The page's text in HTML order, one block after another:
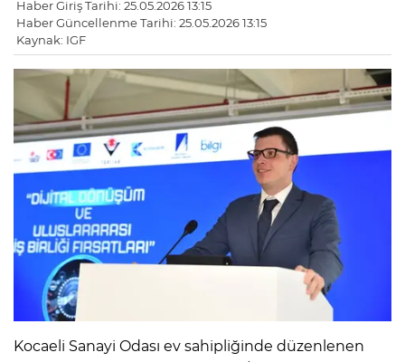
Haber Giriş Tarihi: 25.05.2026 13:15
Haber Güncellenme Tarihi: 25.05.2026 13:15
Kaynak: IGF
Kocaeli Sanayi Odası ev sahipliğinde düzenlenen